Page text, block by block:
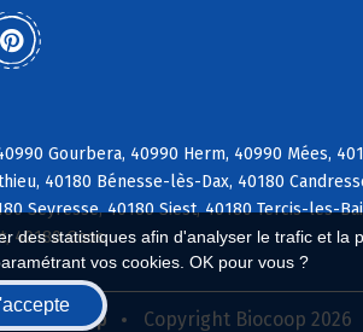
des statistiques afin d'analyser le trafic et la
vos cookies. OK pour vous ?
Gourbera, 40990 Herm, 40990 Mées,
40180 Bénesse-lès-Dax, 40180
Seyresse, 40180 Siest, 40180 Tercis-les-
40180 Goos
Biocoop Copyright Biocoop 2026